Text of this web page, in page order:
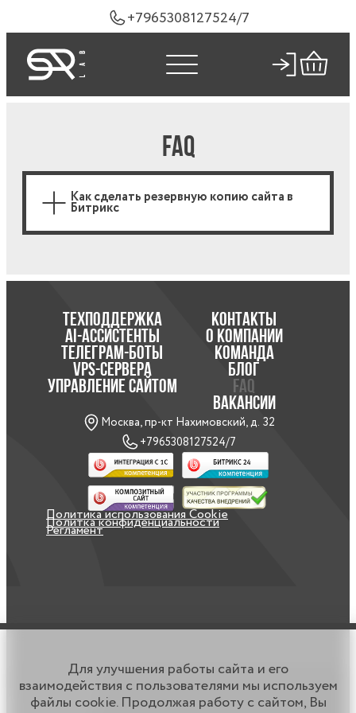
+7965308127524/7
FAQ
Как сделать резервную копию сайта в
Битрикс
ТЕХПОДДЕРЖКА
AI-АССИСТЕНТЫ
ТЕЛЕГРАМ-БОТЫ
VPS-СЕРВЕРА
УПРАВЛЕНИЕ САЙТОМ
КОНТАКТЫ
О КОМПАНИИ
КОМАНДА
БЛОГ
FAQ
ВАКАНСИИ
Москва, пр-кт Нахимовский, д. 32
+7965308127524/7
/li>
Политика использования Cookie
Политка конфиденциальности
Регламент
Для улучшения работы сайта и его
взаимодействия с пользователями мы используем
файлы cookie. Продолжая работу с сайтом, Вы